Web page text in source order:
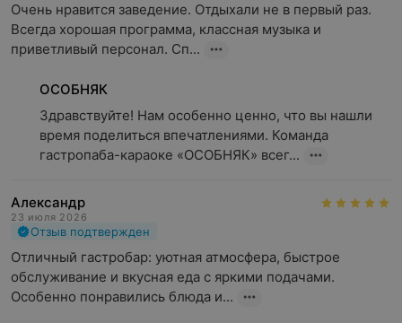
Очень нравится заведение. Отдыхали не в первый раз.
Всегда хорошая программа, классная музыка и
приветливый персонал. Сп...
ОСОБНЯК
Здравствуйте! Нам особенно ценно, что вы нашли
время поделиться впечатлениями. Команда
гастропаба-караоке «ОСОБНЯК» всег...
Александр
23 июля 2026
Отзыв подтвержден
Отличный гастробар: уютная атмосфера, быстрое
обслуживание и вкусная еда с яркими подачами.
Особенно понравились блюда и...